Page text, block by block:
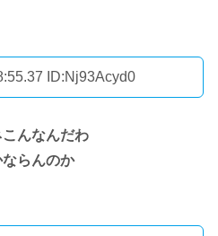
ID:Nj93Acyd0
んなんだわ
らんのか